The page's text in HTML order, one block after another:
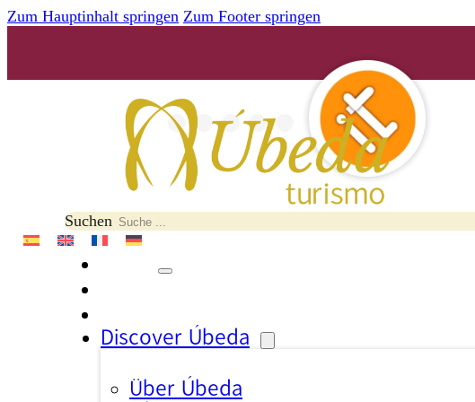
Zum Hauptinhalt springen Zum Footer springen
Suchen
Discover Úbeda
Über Úbeda